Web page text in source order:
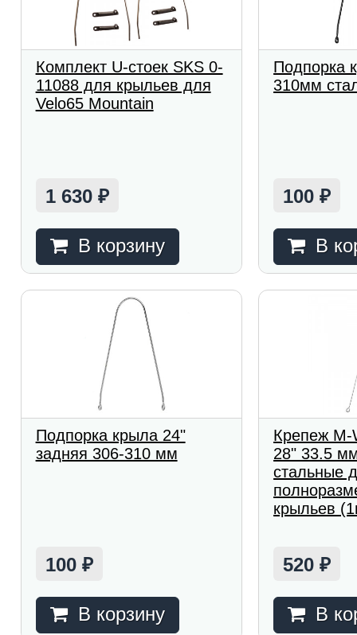
Комплект U-стоек SKS 0-
11088 для крыльев для
Velo65 Mountain
1 630 ₽
В корзину
Подпорка
310мм
100₽
В
Подпорка крыла 24"
задняя 306-310 мм
100 ₽
В корзину
Крепеж M-
28" 33.5
стальные
крыльев
520₽
В